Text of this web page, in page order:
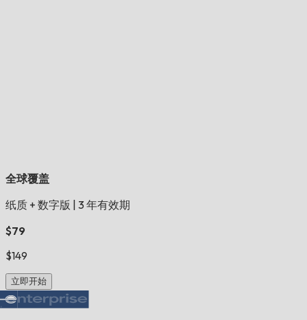
全球覆盖
纸质 + 数字版
3 年有效期
$79
$149
立即开始